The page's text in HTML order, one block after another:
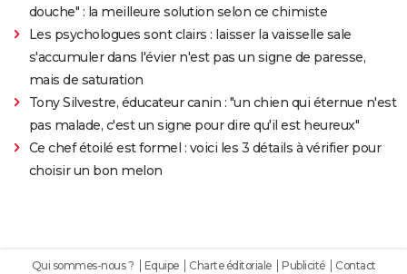
douche" : la meilleure solution selon ce chimiste
Les psychologues sont clairs : laisser la vaisselle sale
s'accumuler dans l'évier n'est pas un signe de paresse,
mais de saturation
Tony Silvestre, éducateur canin : "un chien qui éternue n'est
pas malade, c'est un signe pour dire qu'il est heureux"
Ce chef étoilé est formel : voici les 3 détails à vérifier pour
choisir un bon melon
Qui sommes-nous ? Equipe Charte éditoriale Publicité Contact